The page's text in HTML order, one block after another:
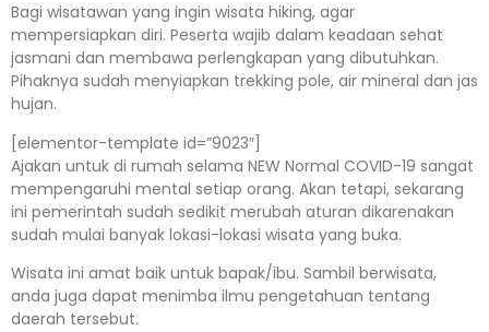
Bagi wisatawan yang ingin wisata hiking, agar
mempersiapkan diri. Peserta wajib dalam keadaan sehat
jasmani dan membawa perlengkapan yang dibutuhkan.
Pihaknya sudah menyiapkan trekking pole, air mineral dan jas
hujan.
[elementor-template id=”9023″]
Ajakan untuk di rumah selama NEW Normal COVID-19 sangat
mempengaruhi mental setiap orang. Akan tetapi, sekarang
ini pemerintah sudah sedikit merubah aturan dikarenakan
sudah mulai banyak lokasi-lokasi wisata yang buka.
Wisata ini amat baik untuk bapak/ibu. Sambil berwisata,
anda juga dapat menimba ilmu pengetahuan tentang
daerah tersebut.